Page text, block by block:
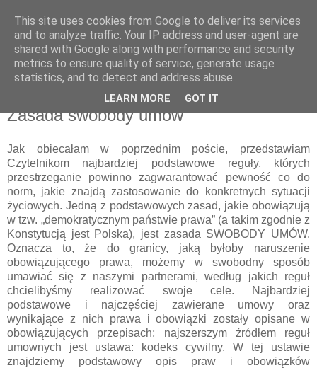
Zasada swobody umów
Jak obiecałam w poprzednim poście, przedstawiam
Czytelnikom najbardziej podstawowe reguły, których
przestrzeganie powinno zagwarantować pewność co do
norm, jakie znajdą zastosowanie do konkretnych sytuacji
życiowych. Jedną z podstawowych zasad, jakie obowiązują
w tzw. „demokratycznym państwie prawa” (a takim zgodnie z
Konstytucją jest Polska), jest zasada SWOBODY UMÓW.
Oznacza to, że do granicy, jaką byłoby naruszenie
obowiązującego prawa, możemy w swobodny sposób
umawiać się z naszymi partnerami, według jakich reguł
chcielibyśmy realizować swoje cele. Najbardziej
podstawowe i najczęściej zawierane umowy oraz
wynikające z nich prawa i obowiązki zostały opisane w
obowiązujących przepisach; najszerszym źródłem reguł
umownych jest ustawa: kodeks cywilny. W tej ustawie
znajdziemy podstawowy opis praw i obowiązków
This site uses cookies from Google to deliver its services
and to analyze traffic. Your IP address and user-agent are
shared with Google along with performance and security
metrics to ensure quality of service, generate usage
statistics, and to detect and address abuse.
LEARN MORE GOT IT